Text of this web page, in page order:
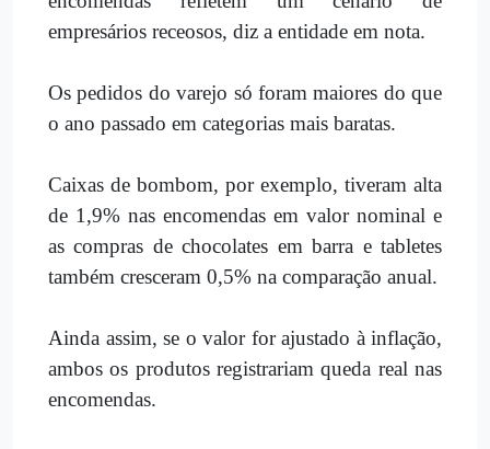
empresários receosos, diz a entidade em nota.
Os pedidos do varejo só foram maiores do que
o ano passado em categorias mais baratas.
Caixas de bombom, por exemplo, tiveram alta
de 1,9% nas encomendas em valor nominal e
as compras de chocolates em barra e tabletes
também cresceram 0,5% na comparação anual.
Ainda assim, se o valor for ajustado à inflação,
ambos os produtos registrariam queda real nas
encomendas.